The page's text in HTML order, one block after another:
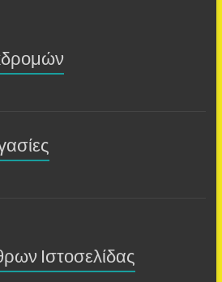
Ιστοσελίδας